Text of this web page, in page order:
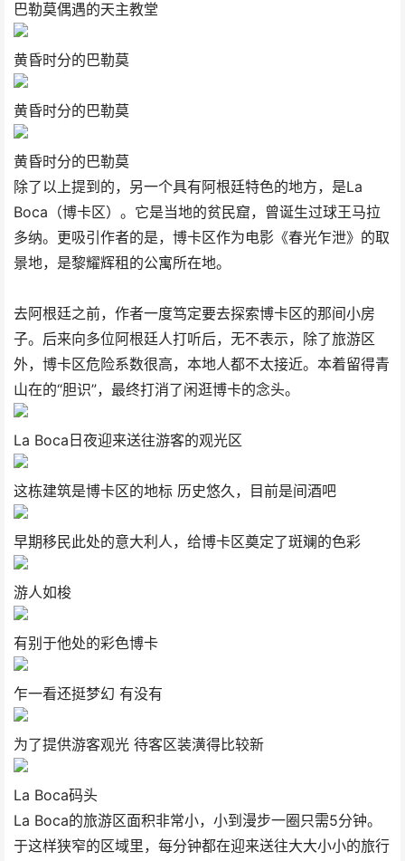
巴勒莫偶遇的天主教堂
黄昏时分的巴勒莫
黄昏时分的巴勒莫
黄昏时分的巴勒莫
除了以上提到的，另一个具有阿根廷特色的地方，是La
Boca（博卡区）。它是当地的贫民窟，曾诞生过球王马拉
多纳。更吸引作者的是，博卡区作为电影《春光乍泄》的取
景地，是黎耀辉租的公寓所在地。
去阿根廷之前，作者一度笃定要去探索博卡区的那间小房
子。后来向多位阿根廷人打听后，无不表示，除了旅游区
外，博卡区危险系数很高，本地人都不太接近。本着留得青
山在的“胆识”，最终打消了闲逛博卡的念头。
La Boca日夜迎来送往游客的观光区
这栋建筑是博卡区的地标 历史悠久，目前是间酒吧
早期移民此处的意大利人，给博卡区奠定了斑斓的色彩
游人如梭
有别于他处的彩色博卡
乍一看还挺梦幻 有没有
为了提供游客观光 待客区装潢得比较新
La Boca码头
La Boca的旅游区面积非常小，小到漫步一圈只需5分钟。
于这样狭窄的区域里，每分钟都在迎来送往大大小小的旅行